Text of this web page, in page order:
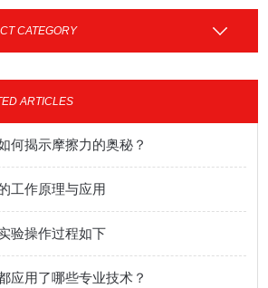
CATEGORY
ARTICLES
何揭示摩擦力的奥秘？
工作原理与应用
验操作过程如下
应用了哪些专业技术？